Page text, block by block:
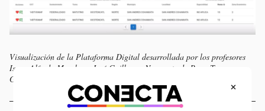
Visualización de la Plataforma Digital desarrollada por los profesores
Isaac Alfredo Morelos y José Guillermo Navarrete de PrepaTec
Guadalajara.
×